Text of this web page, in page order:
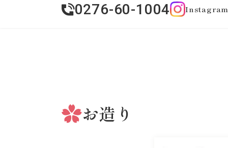
0276-60-1004
お造り